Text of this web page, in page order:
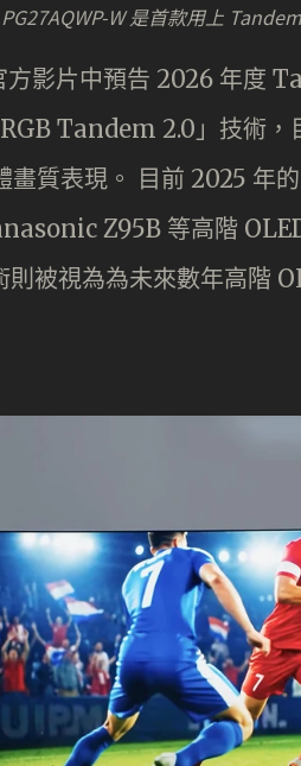
W 是首款用上
影片中預告 2026 年度
Tandem 2.0」技術，
畫質表現。 目前 2025
Z95B 等高階
則被視為為未來數年高階